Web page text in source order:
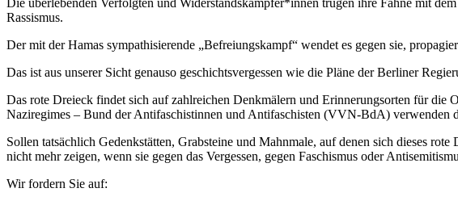
Rassismus.
Der mit der Hamas sympathisierende „Befreiungskampf“ wendet es gegen sie,
Das ist aus unserer Sicht genauso geschichtsvergessen wie die Pläne der Berliner
Das rote Dreieck findet sich auf zahlreichen Denkmälern und Erinnerungsorten für
Naziregimes – Bund der Antifaschistinnen und Antifaschisten (VVN-BdA) verwenden
Sollen tatsächlich Gedenkstätten, Grabsteine und Mahnmale, auf denen sich dieses
nicht mehr zeigen, wenn sie gegen das Vergessen, gegen Faschismus oder
Wir fordern Sie auf: